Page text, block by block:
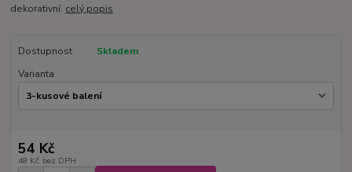
dekorativní. celý popis
Dostupnost
Skladem
Varianta
54 Kč
48 Kč bez DPH